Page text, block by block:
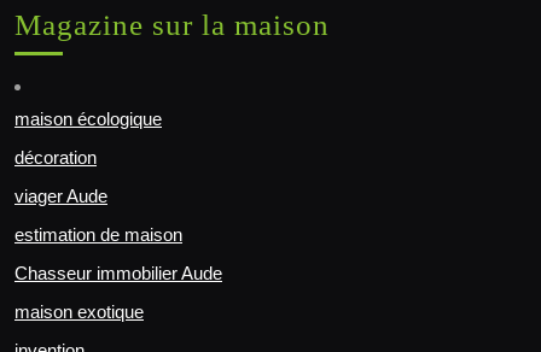
Magazine sur la maison
maison écologique
décoration
viager Aude
estimation de maison
Chasseur immobilier Aude
maison exotique